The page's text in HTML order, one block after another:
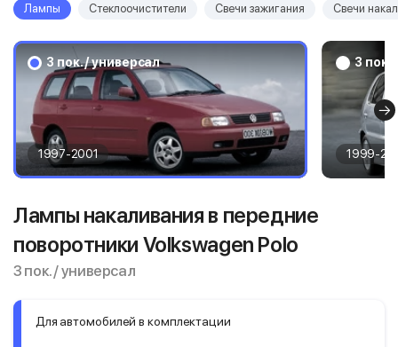
Лампы Стеклоочистители Свечи зажигания Свечи
3 пок. / универсал
1997-2001
3 пок.
1999-
Лампы накаливания в передние
поворотники Volkswagen Polo
3 пок. / универсал
Для автомобилей в комплектации